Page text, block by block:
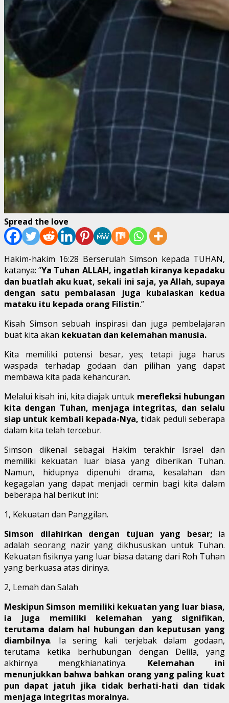
Spread the love
Hakim-hakim 16:28 Berserulah Simson kepada TUHAN,
katanya: “Ya Tuhan ALLAH, ingatlah kiranya kepadaku
dan buatlah aku kuat, sekali ini saja, ya Allah, supaya
dengan satu pembalasan juga kubalaskan kedua
mataku itu kepada orang Filistin.”
Kisah Simson sebuah inspirasi dan juga pembelajaran
buat kita akan kekuatan dan kelemahan manusia.
Kita memiliki potensi besar, yes; tetapi juga harus
waspada terhadap godaan dan pilihan yang dapat
membawa kita pada kehancuran.
Melalui kisah ini, kita diajak untuk merefleksi hubungan
kita dengan Tuhan, menjaga integritas, dan selalu
siap untuk kembali kepada-Nya, tidak peduli seberapa
dalam kita telah tercebur.
Simson dikenal sebagai Hakim terakhir Israel dan
memiliki kekuatan luar biasa yang diberikan Tuhan.
Namun, hidupnya dipenuhi drama, kesalahan dan
kegagalan yang dapat menjadi cermin bagi kita dalam
beberapa hal berikut ini:
1, Kekuatan dan Panggilan.
Simson dilahirkan dengan tujuan yang besar;ia
adalah seorang nazir yang dikhususkan untuk Tuhan.
Kekuatan fisiknya yang luar biasa datang dari Roh Tuhan
yang berkuasa atas dirinya.
2, Lemah dan Salah
Meskipun Simson memiliki kekuatan yang luar biasa,
ia juga memiliki kelemahan yang signifikan,
terutama dalam hal hubungan dan keputusan yang
diambilnya. Ia sering kali terjebak dalam godaan,
terutama ketika berhubungan dengan Delila, yang
akhirnya mengkhianatinya. Kelemahan ini
menunjukkan bahwa bahkan orang yang paling kuat
pun dapat jatuh jika tidak berhati-hati dan tidak
menjaga integritas moralnya.